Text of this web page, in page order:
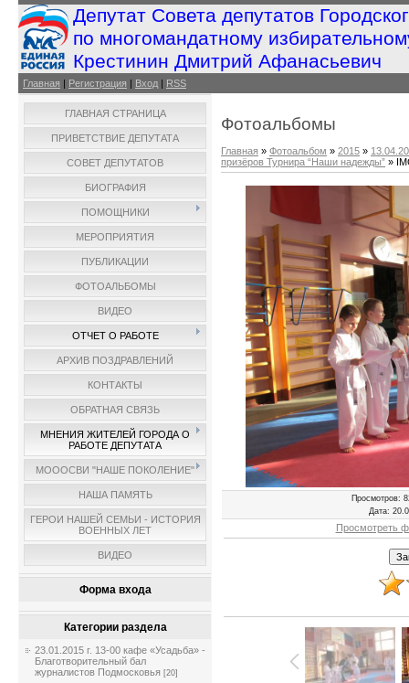
Депутат Совета депутатов
по многомандатному
Крестинин Дмитрий Афанасьевич
Главная | Регистрация | Вход | RSS
ГЛАВНАЯ СТРАНИЦА
ПРИВЕТСТВИЕ ДЕПУТАТА
СОВЕТ ДЕПУТАТОВ
БИОГРАФИЯ
ПОМОЩНИКИ
МЕРОПРИЯТИЯ
ПУБЛИКАЦИИ
ФОТОАЛЬБОМЫ
ВИДЕО
ОТЧЕТ О РАБОТЕ
АРХИВ ПОЗДРАВЛЕНИЙ
КОНТАКТЫ
ОБРАТНАЯ СВЯЗЬ
МНЕНИЯ ЖИТЕЛЕЙ ГОРОДА О
РАБОТЕ ДЕПУТАТА
МОООСВИ "НАШЕ ПОКОЛЕНИЕ"
НАША ПАМЯТЬ
ГЕРОИ НАШЕЙ СЕМЬИ - ИСТОРИЯ
ВОЕННЫХ ЛЕТ
ВИДЕО
Форма входа
Категории раздела
23.01.2015 г. 13-00 кафе «Усадьба» -
Благотворительный бал
журналистов Подмосковья [20]
Фотоальбомы
Главная » Фотоальбом » 2015 »
призёров Турнира “Наши надежды” »
Просмотров:
Дата:
Просмотреть